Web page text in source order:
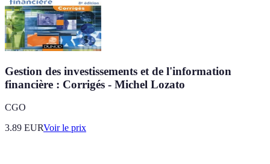
Gestion des investissements et de l'information
financière : Corrigés - Michel Lozato
CGO
3.89 EURVoir le prix